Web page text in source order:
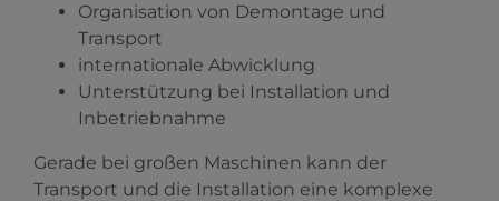
Organisation von Demontage und
Transport
internationale Abwicklung
Unterstützung bei Installation und
Inbetriebnahme
Gerade bei großen Maschinen kann der
Transport und die Installation eine komplexe